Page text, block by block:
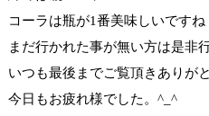
コーラは瓶が1番美味しいです
まだ行かれた事が無い方は是非
いつも最後までご覧頂きありが
今日もお疲れ様でした。^_^